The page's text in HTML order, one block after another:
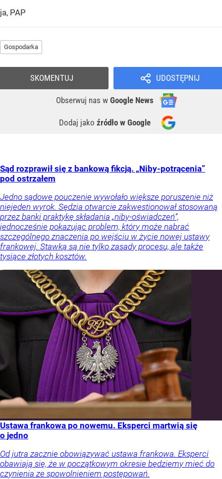
ja, PAP
Gospodarka
UDOSTĘPNIJ
Obserwuj nas w Google News
Dodaj jako źródło w Google
SKOMENTUJ
Sąd rozprawił się z bankową fikcją. „Niby-potrącenia”
pod ostrzałem
Jedno sądowe pouczenie wywołało większe poruszenie niż
niejeden wyrok. Sędzia otwarcie zakwestionował stosowaną
przez banki praktykę składania „niby-oświadczeń”,
jednocześnie pokazując problem, który może nabrać
szczególnego znaczenia po wejściu w życie nowej ustawy
frankowej. Stawką są nie tylko zasady procesu, ale także
tysiące złotych kosztów.
Ustawa frankowa po nowemu. Eksperci martwią się
o jedno
Od jutra zacznie obowiązywać ustawa frankowa. Eksperci
obawiają się, że w początkowym okresie będziemy mieć do
czynienia ze spowolnieniem postępowań.